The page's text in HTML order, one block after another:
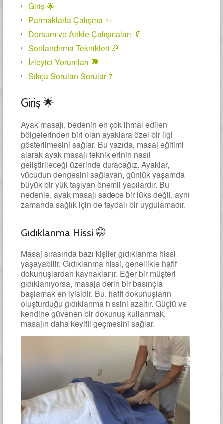
Giriş 🌟
Parmaklarla Çalışma ✨
Dorsum ve Ankle Çalışmaları 🦵
Sonlandırma Teknikleri 🎉
İzleyici Yorumları 💬
Sıkça Sorulan Sorular ❓
Giriş 🌟
Ayak masajı, bedenin en çok ihmal edilen
bölgelerinden biri olan ayaklara özel bir ilgi
gösterilmesini sağlar. Bu yazıda, masaj eğitimi
alarak ayak masajı tekniklerinin nasıl
geliştirileceği üzerinde duracağız. Ayaklar,
vücudun dengesini sağlayan, günlük yaşamda
büyük bir yük taşıyan önemli yapılardır. Bu
nedenle, ayak masajı sadece bir lüks değil, aynı
zamanda sağlık için de faydalı bir uygulamadır.
Gıdıklanma Hissi 🤭
Masaj sırasında bazı kişiler gıdıklanma hissi
yaşayabilir. Gıdıklanma hissi, genellikle hafif
dokunuşlardan kaynaklanır. Eğer bir müşteri
gıdıklanıyorsa, masaja derin bir basınçla
başlamak en iyisidir. Bu, hafif dokunuşların
oluşturduğu gıdıklanma hissini azaltır. Güçlü ve
kendine güvenen bir dokunuş kullanmak,
masajın daha keyifli geçmesini sağlar.